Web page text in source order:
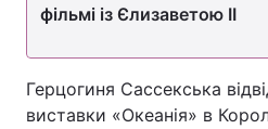
фільмі із Єлизаветою II
Герцогиня Сассекська
виставки «Океанія» в